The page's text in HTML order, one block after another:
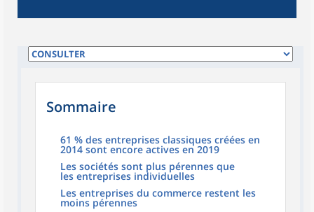
Sommaire
61 % des entreprises classiques créées en
2014 sont encore actives en 2019
Les sociétés sont plus pérennes que
les entreprises individuelles
Les entreprises du commerce restent les
moins pérennes